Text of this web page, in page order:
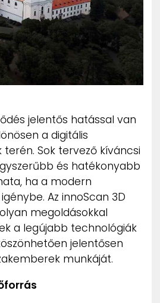
jelentős hatással van
a digitális
Sok tervező kíváncsi
és hatékonyabb
ha a modern
Az innoScan 3D
megoldásokkal
a legújabb technológiák
jelentősen
munkáját.